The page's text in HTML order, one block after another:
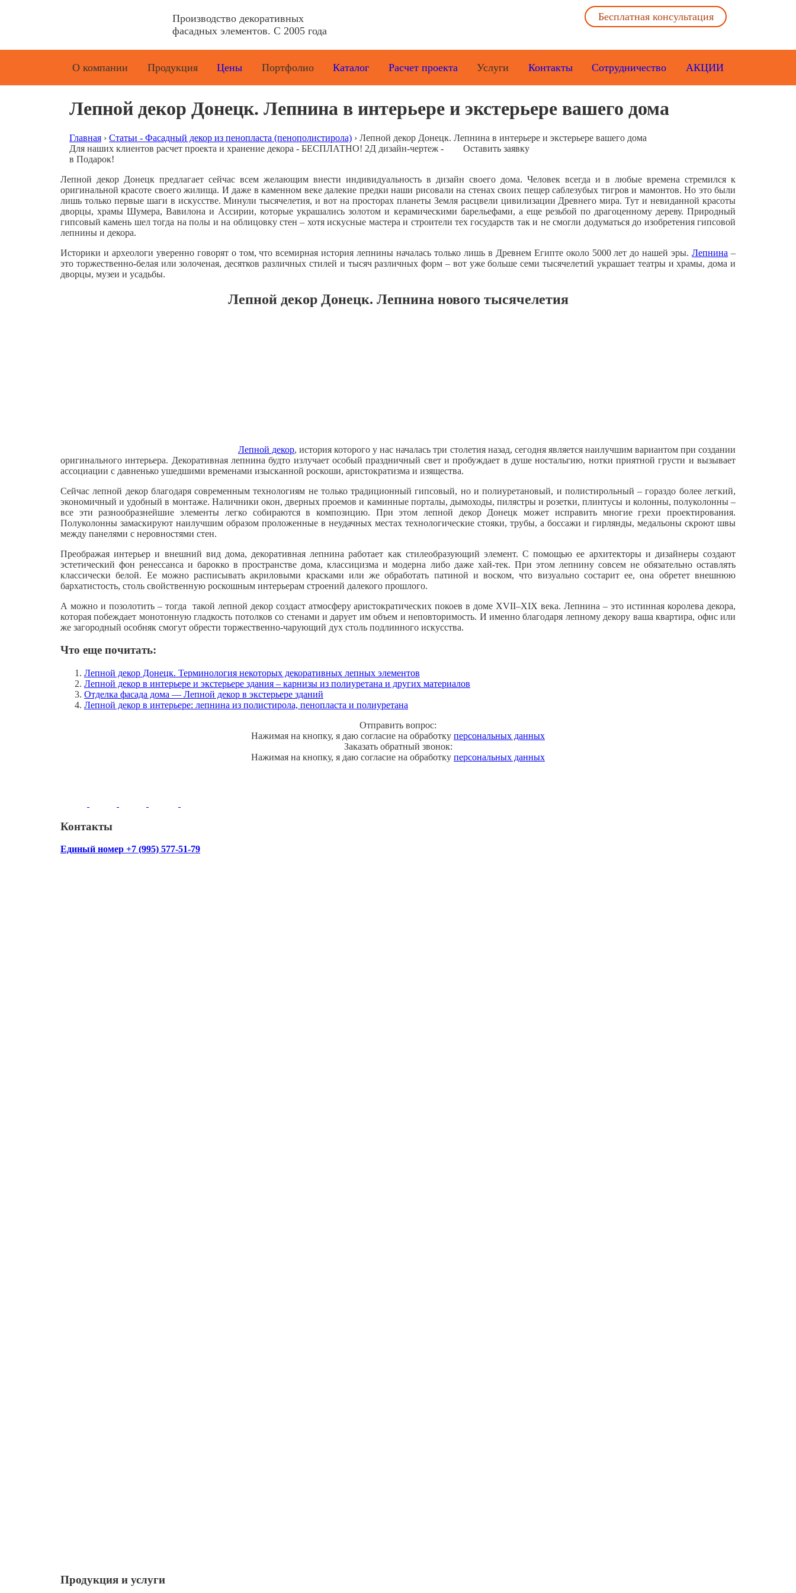
Производство декоративных
фасадных элементов. С 2005 года
Бесплатная консультация
О компании Продукция Цены Портфолио Каталог Расчет проекта Услуги Контакты Сотрудничество АКЦИИ
Лепной декор Донецк. Лепнина в интерьере и экстерьере вашего дома
Главная › Статьи - Фасадный декор из пенопласта (пенополистирола) › Лепной декор Донецк. Лепнина в интерьере и экстерьере вашего дома
Для наших клиентов расчет проекта и хранение декора - БЕСПЛАТНО! 2Д дизайн-чертеж -
в Подарок!
Оставить заявку
Лепной декор Донецк предлагает сейчас всем желающим внести индивидуальность в дизайн своего дома. Человек всегда и в любые времена стремился к
оригинальной красоте своего жилища. И даже в каменном веке далекие предки наши рисовали на стенах своих пещер саблезубых тигров и мамонтов. Но это были
лишь только первые шаги в искусстве. Минули тысячелетия, и вот на просторах планеты Земля расцвели цивилизации Древнего мира. Тут и невиданной красоты
дворцы, храмы Шумера, Вавилона и Ассирии, которые украшались золотом и керамическими барельефами, а еще резьбой по драгоценному дереву. Природный
гипсовый камень шел тогда на полы и на облицовку стен – хотя искусные мастера и строители тех государств так и не смогли додуматься до изобретения гипсовой
лепнины и декора.
Историки и археологи уверенно говорят о том, что всемирная история лепнины началась только лишь в Древнем Египте около 5000 лет до нашей эры.Лепнина –
это торжественно-белая или золоченая, десятков различных стилей и тысяч различных форм – вот уже больше семи тысячелетий украшает театры и храмы, дома и
дворцы, музеи и усадьбы.
Лепной декор Донецк. Лепнина нового тысячелетия
Лепной декор, история которого у нас началась три столетия назад, сегодня является наилучшим вариантом при создании
оригинального интерьера. Декоративная лепнина будто излучает особый праздничный свет и пробуждает в душе ностальгию, нотки приятной грусти и вызывает
ассоциации с давненько ушедшими временами изысканной роскоши, аристократизма и изящества.
Сейчас лепной декор благодаря современным технологиям не только традиционный гипсовый, но и полиуретановый, и полистирольный – гораздо более легкий,
экономичный и удобный в монтаже. Наличники окон, дверных проемов и каминные порталы, дымоходы, пилястры и розетки, плинтусы и колонны, полуколонны –
все эти разнообразнейшие элементы легко собираются в композицию. При этом лепной декор Донецк может исправить многие грехи проектирования.
Полуколонны замаскируют наилучшим образом проложенные в неудачных местах технологические стояки, трубы, а боссажи и гирлянды, медальоны скроют швы
между панелями с неровностями стен.
Преображая интерьер и внешний вид дома, декоративная лепнина работает как стилеобразующий элемент. С помощью ее архитекторы и дизайнеры создают
эстетический фон ренессанса и барокко в пространстве дома, классицизма и модерна либо даже хай-тек. При этом лепнину совсем не обязательно оставлять
классически белой. Ее можно расписывать акриловыми красками или же обработать патиной и воском, что визуально состарит ее, она обретет внешнюю
бархатистость, столь свойственную роскошным интерьерам строений далекого прошлого.
А можно и позолотить – тогда такой лепной декор создаст атмосферу аристократических покоев в доме XVII–XIX века. Лепнина – это истинная королева декора,
которая побеждает монотонную гладкость потолков со стенами и дарует им объем и неповторимость. И именно благодаря лепному декору ваша квартира, офис или
же загородный особняк смогут обрести торжественно-чарующий дух столь подлинного искусства.
Что еще почитать:
Лепной декор Донецк. Терминология некоторых декоративных лепных элементов
Лепной декор в интерьере и экстерьере здания – карнизы из полиуретана и других материалов
Отделка фасада дома — Лепной декор в экстерьере зданий
Лепной декор в интерьере: лепнина из полистирола, пенопласта и полиуретана
Отправить вопрос:
Нажимая на кнопку, я даю согласие на обработку персональных данных
Заказать обратный звонок:
Нажимая на кнопку, я даю согласие на обработку персональных данных
Контакты
Единый номер +7 (995) 577-51-79
Продукция и услуги